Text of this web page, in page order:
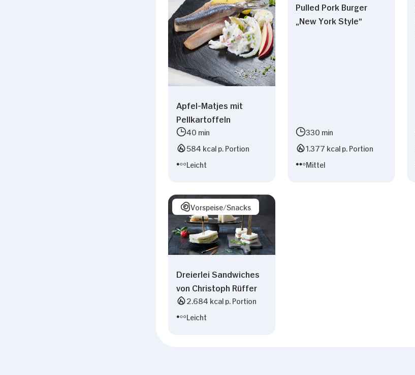
Apfel-Matjes mit
Pellkartoffeln
40 min
584 kcal p. Portion
Leicht
Pulled Pork Burger
„New York Style“
330 min
1.377 kcal p. Portion
Mittel
Vorspeise/Snacks
Dreierlei Sandwiches
von Christoph Rüffer
2.684 kcal p. Portion
Leicht